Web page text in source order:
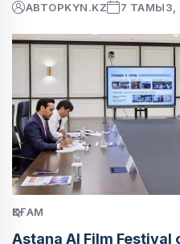
АВТОРKYN.KZ 7 ТАМЫЗ,
ҚОҒАМ
Astana AI Film Festival